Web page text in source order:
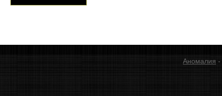
Аномалия -